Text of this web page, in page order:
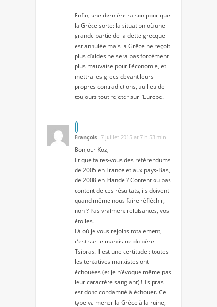
Enfin, une dernière raison pour que
la Grèce sorte: la situation où une
grande partie de la dette grecque
est annulée mais la Grêce ne reçoit
plus d’aides ne sera pas forcément
plus mauvaise pour l’économie, et
mettra les grecs devant leurs
propres contradictions, au lieu de
toujours tout rejeter sur l’Europe.
François 7 juillet 2015 at 7 h 53 min
Bonjour Koz,
Et que faites-vous des référendums
de 2005 en France et aux pays-Bas,
de 2008 en Irlande ? Content ou pas
content de ces résultats, ils doivent
quand même nous faire réfléchir,
non ? Pas vraiment reluisantes, vos
étoiles.
Là où je vous rejoins totalement,
c’est sur le marxisme du père
Tsipras. Il est une certitude : toutes
les tentatives marxistes ont
échouées (et je n’évoque même pas
leur caractère sanglant) ! Tsipras
est donc condamné à échouer. Ce
type va mener la Grèce à la ruine,